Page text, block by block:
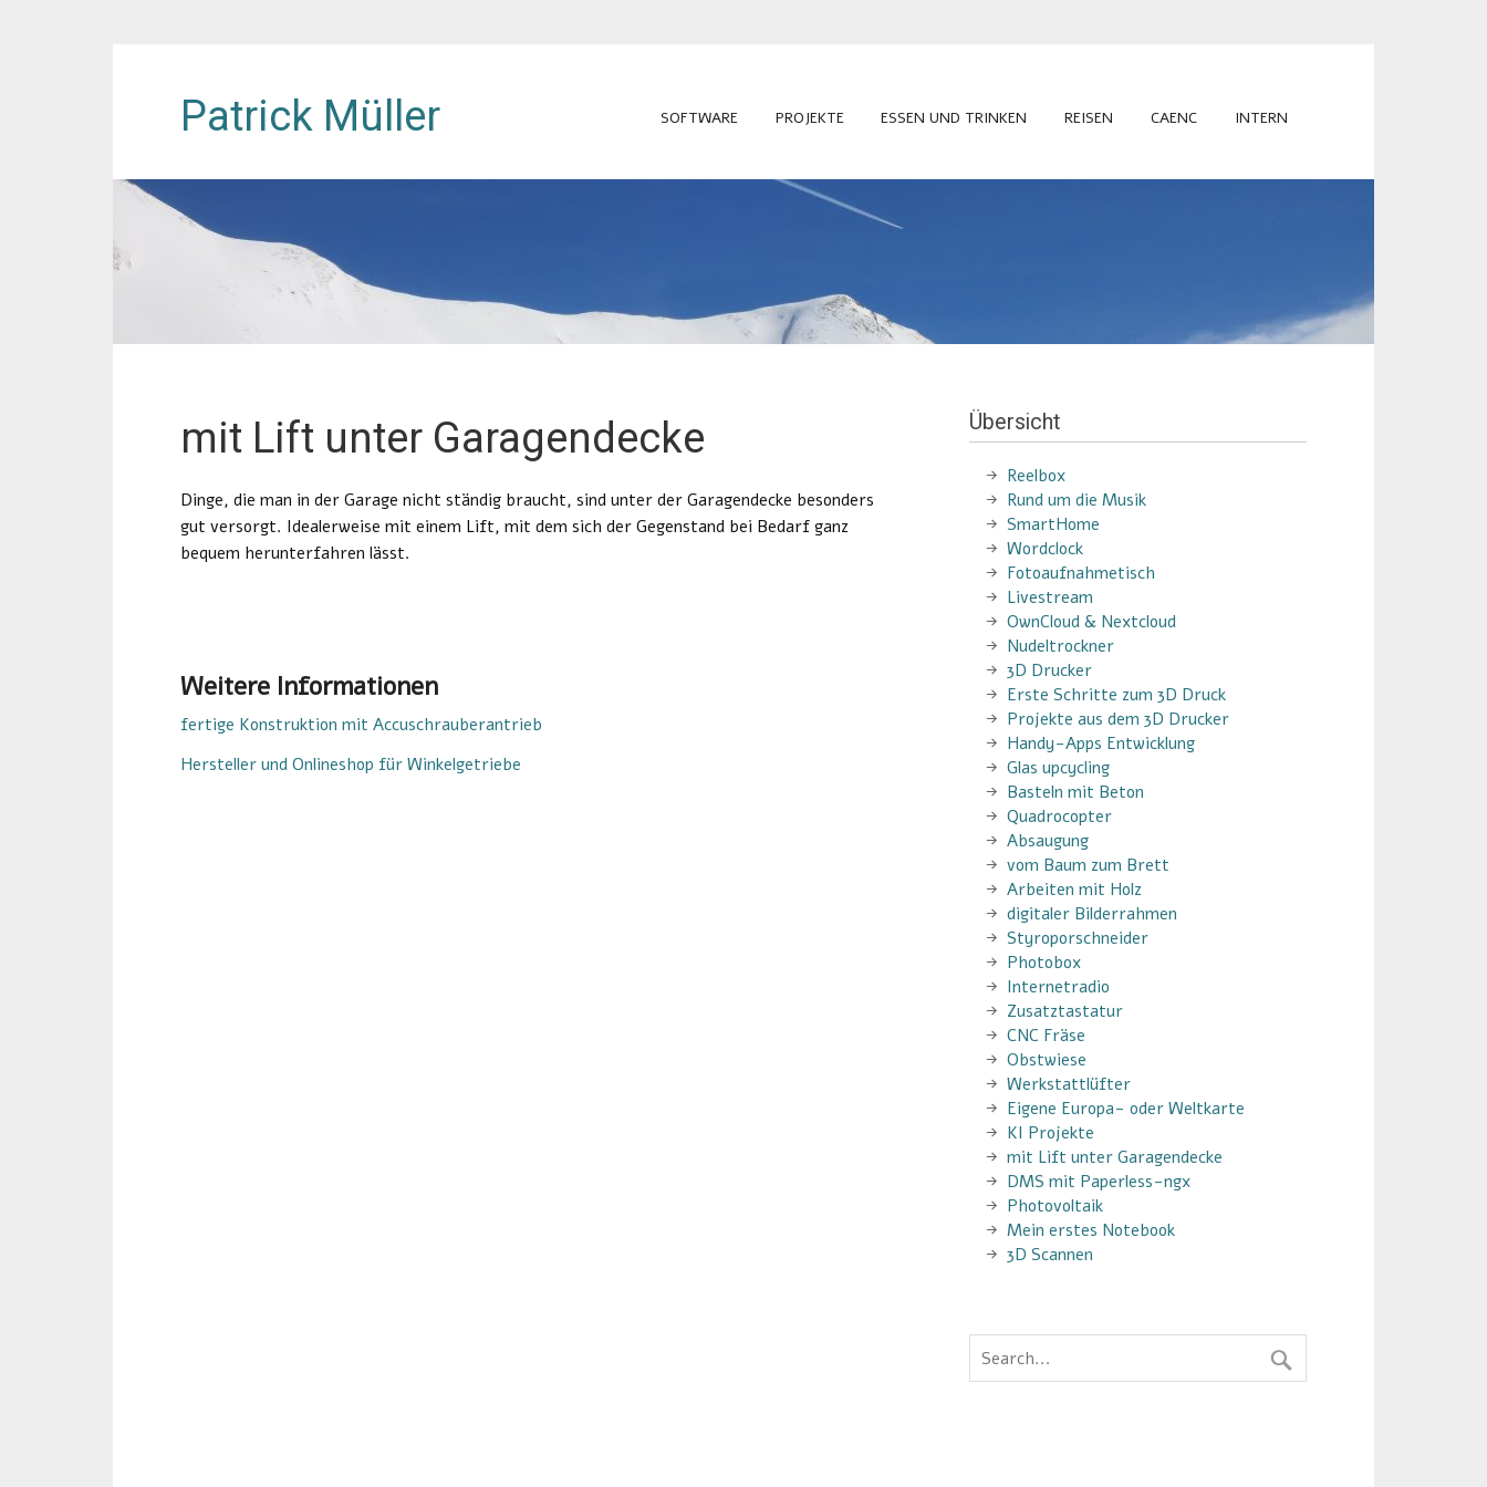
Patrick Müller SOFTWARE PROJEKTE ESSEN UND TRINKEN REISEN CAENC INTERN
mit Lift unter Garagendecke
Dinge, die man in der Garage nicht ständig braucht, sind unter der Garagendecke besonders
gut versorgt. Idealerweise mit einem Lift, mit dem sich der Gegenstand bei Bedarf ganz
bequem herunterfahren lässt.
Weitere Informationen
fertige Konstruktion mit Accuschrauberantrieb
Hersteller und Onlineshop für Winkelgetriebe
Übersicht
Reelbox
Rund um die Musik
SmartHome
Wordclock
Fotoaufnahmetisch
Livestream
OwnCloud & Nextcloud
Nudeltrockner
3D Drucker
Erste Schritte zum 3D Druck
Projekte aus dem 3D Drucker
Handy-Apps Entwicklung
Glas upcycling
Basteln mit Beton
Quadrocopter
Absaugung
vom Baum zum Brett
Arbeiten mit Holz
digitaler Bilderrahmen
Styroporschneider
Photobox
Internetradio
Zusatztastatur
CNC Fräse
Obstwiese
Werkstattlüfter
Eigene Europa- oder Weltkarte
KI Projekte
mit Lift unter Garagendecke
DMS mit Paperless-ngx
Photovoltaik
Mein erstes Notebook
3D Scannen